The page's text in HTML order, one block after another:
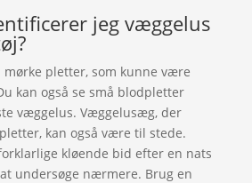
jeg væggelus
mørke pletter, som kunne være
kan også se små blodpletter
væggelus. Væggelusæg, der
kan også være til stede.
kløende bid efter en nats
undersøge nærmere. Brug en